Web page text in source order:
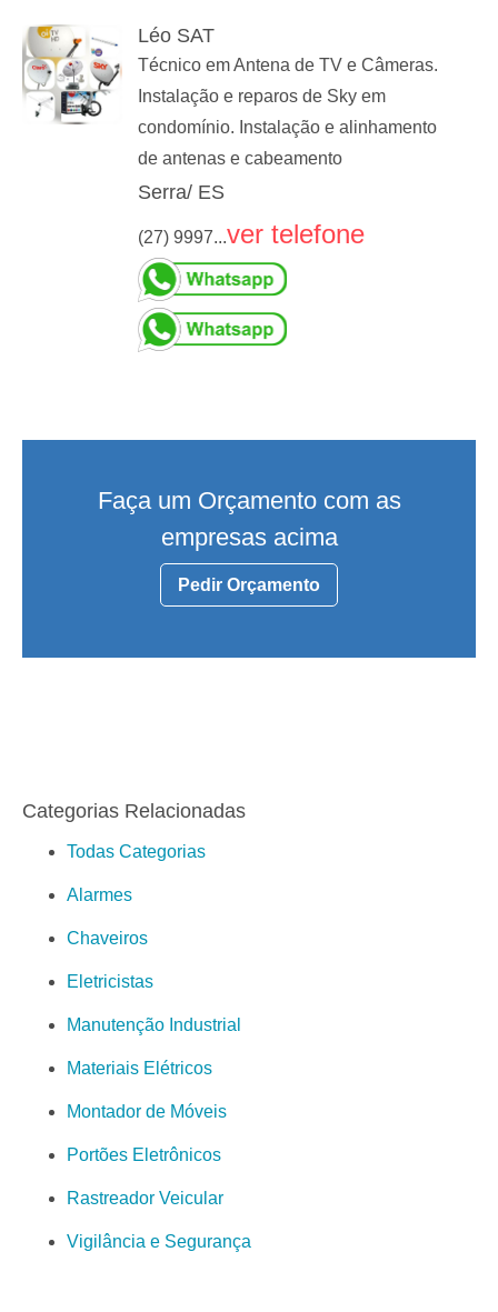
Léo SAT
Técnico em Antena de TV e Câmeras.
Instalação e reparos de Sky em
condomínio. Instalação e alinhamento
de antenas e cabeamento
Serra/ ES
(27) 9997...ver telefone
Faça um Orçamento com as
empresas acima
Pedir Orçamento
Categorias Relacionadas
Todas Categorias
Alarmes
Chaveiros
Eletricistas
Manutenção Industrial
Materiais Elétricos
Montador de Móveis
Portões Eletrônicos
Rastreador Veicular
Vigilância e Segurança